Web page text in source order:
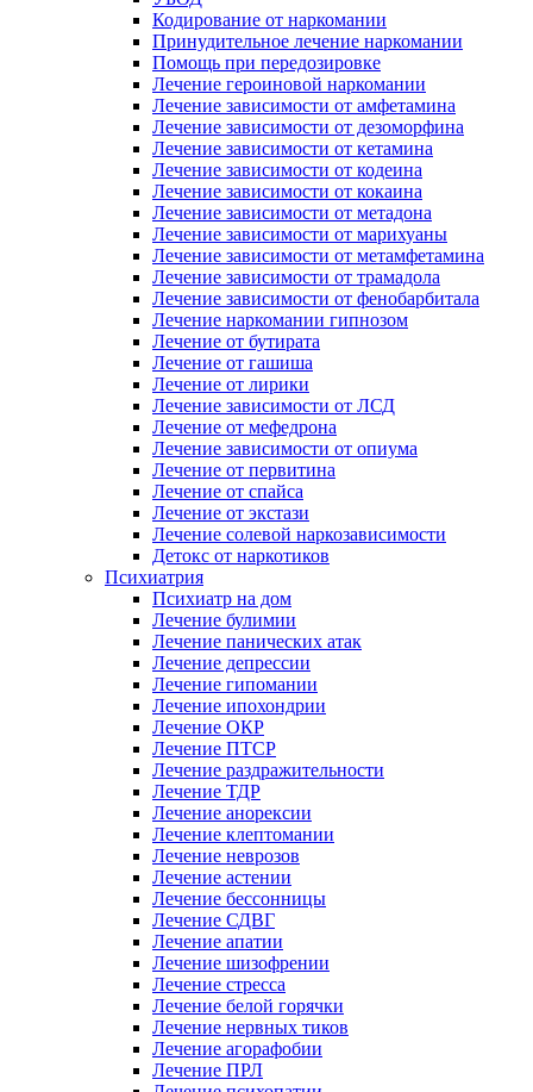
Кодирование от наркомании
Принудительное лечение наркомании
Помощь при передозировке
Лечение героиновой наркомании
Лечение зависимости от амфетамина
Лечение зависимости от дезоморфина
Лечение зависимости от кетамина
Лечение зависимости от кодеина
Лечение зависимости от кокаина
Лечение зависимости от метадона
Лечение зависимости от марихуаны
Лечение зависимости от метамфетамина
Лечение зависимости от трамадола
Лечение зависимости от фенобарбитала
Лечение наркомании гипнозом
Лечение от бутирата
Лечение от гашиша
Лечение от лирики
Лечение зависимости от ЛСД
Лечение от мефедрона
Лечение зависимости от опиума
Лечение от первитина
Лечение от спайса
Лечение от экстази
Лечение солевой наркозависимости
Детокс от наркотиков
Психиатрия
Психиатр на дом
Лечение булимии
Лечение панических атак
Лечение депрессии
Лечение гипомании
Лечение ипохондрии
Лечение ОКР
Лечение ПТСР
Лечение раздражительности
Лечение ТДР
Лечение анорексии
Лечение клептомании
Лечение неврозов
Лечение астении
Лечение бессонницы
Лечение СДВГ
Лечение апатии
Лечение шизофрении
Лечение стресса
Лечение белой горячки
Лечение нервных тиков
Лечение агорафобии
Лечение ПРЛ